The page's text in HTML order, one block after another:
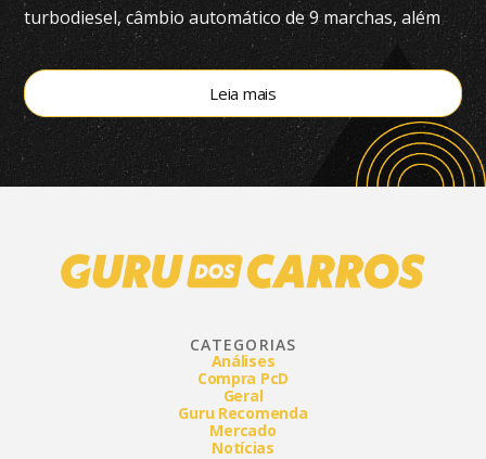
turbodiesel, câmbio automático de 9 marchas, além
de tração 4×4
Leia mais
CATEGORIAS
Análises
Compra PcD
Geral
Guru Recomenda
Mercado
Notícias